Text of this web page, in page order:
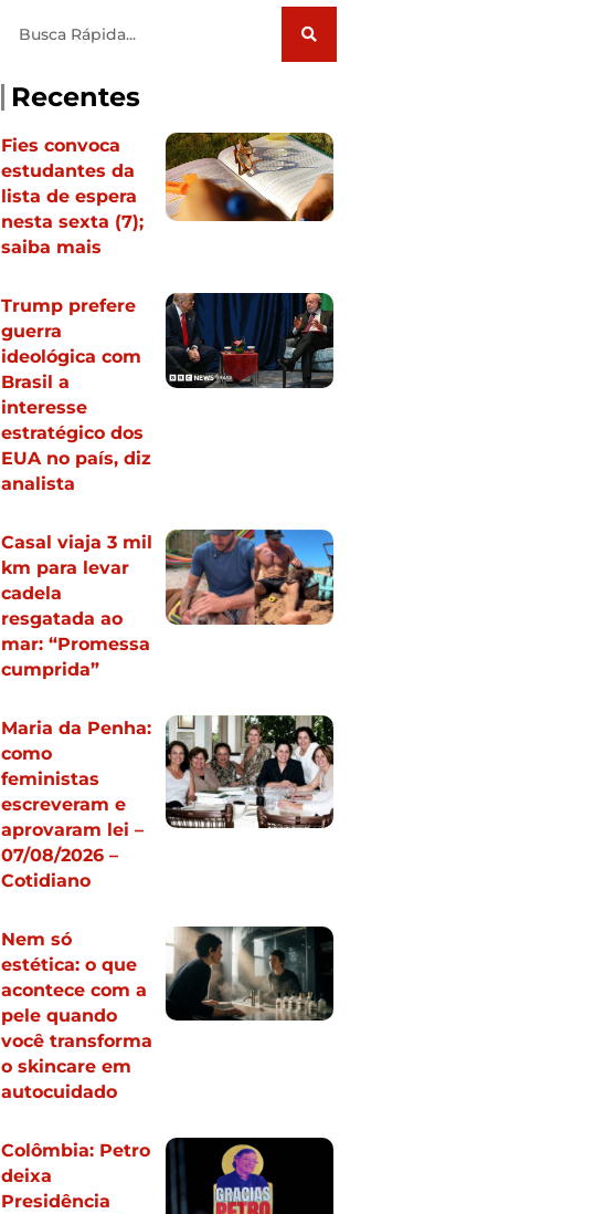
Recentes
Fies convoca
estudantes da
lista de espera
nesta sexta (7);
saiba mais
Trump prefere
guerra
ideológica com
Brasil a
interesse
estratégico dos
EUA no país, diz
analista
Casal viaja 3 mil
km para levar
cadela
resgatada ao
mar: “Promessa
cumprida”
Maria da Penha:
como
feministas
escreveram e
aprovaram lei –
07/08/2026 –
Cotidiano
Nem só
estética: o que
acontece com a
pele quando
você transforma
o skincare em
autocuidado
Colômbia: Petro
deixa
Presidência